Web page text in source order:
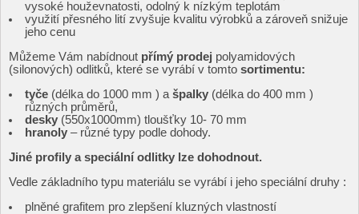
vysoké houževnatosti, odolný k nízkým teplotám
využití přesného lití zvyšuje kvalitu výrobků a zároveň snižuje
jeho cenu
Můžeme Vám nabídnout přímý prodej polyamidových
(silonových) odlitků, které se vyrábí v tomto sortimentu:
tyče (délka do 1000 mm ) a špalky (délka do 400 mm )
různých průměrů,
desky (550x1000mm) tloušťky 10- 70 mm
hranoly – různé typy podle dohody.
Jiné profily a speciální odlitky lze dohodnout.
Vedle základního typu materiálu se vyrábí i jeho speciální druhy :
plněné grafitem pro zlepšení kluzných vlastností